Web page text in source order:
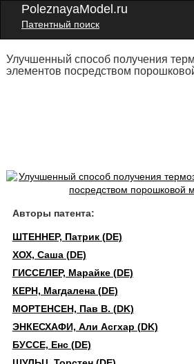
PoleznayaModel.ru
Патентный поиск
Улучшенный способ получения
элементов посредством
Авторы патента:
ШТЕННЕР, Патрик (DE)
ХОХ, Саша (DE)
ГИССЕЛЕР, Марайке (DE)
КЕРН, Магдалена (DE)
МОРТЕНСЕН, Пав В. (DK)
ЭНКЕСХАФИ, Али Асгхар (DK)
БУССЕ, Енс (DE)